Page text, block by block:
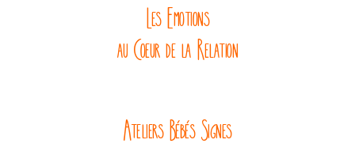
Les Emotions
au Coeur de la Relation
Ateliers Bébés Signes